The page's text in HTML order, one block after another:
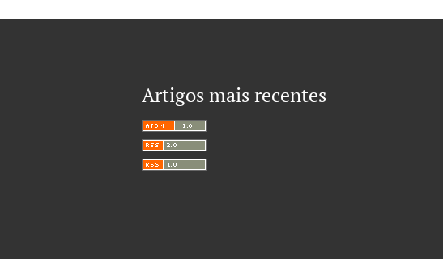
Artigos mais recentes